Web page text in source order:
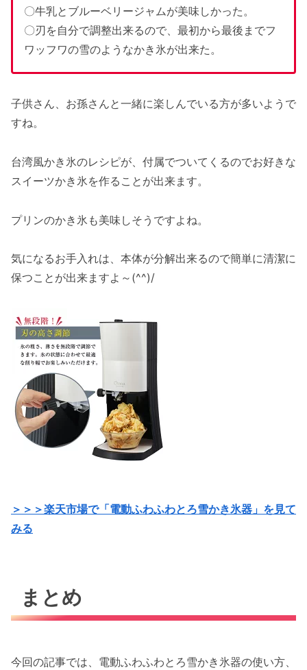
〇牛乳とブルーベリージャムが美味しかった。
〇刃を自分で調整出来るので、最初から最後までフ
ワッフワの雪のようなかき氷が出来た。
子供さん、お孫さんと一緒に楽しんでいる方が多いようで
すね。
台湾風かき氷のレシピが、付属でついてくるのでお好きな
スイーツかき氷を作ることが出来ます。
プリンのかき氷も美味しそうですよね。
気になるお手入れは、本体が分解出来るので簡単に清潔に
保つことが出来ますよ～(^^)/
＞＞＞楽天市場で「電動ふわふわとろ雪かき氷器」を見て
みる
まとめ
今回の記事では、電動ふわふわとろ雪かき氷器の使い方、